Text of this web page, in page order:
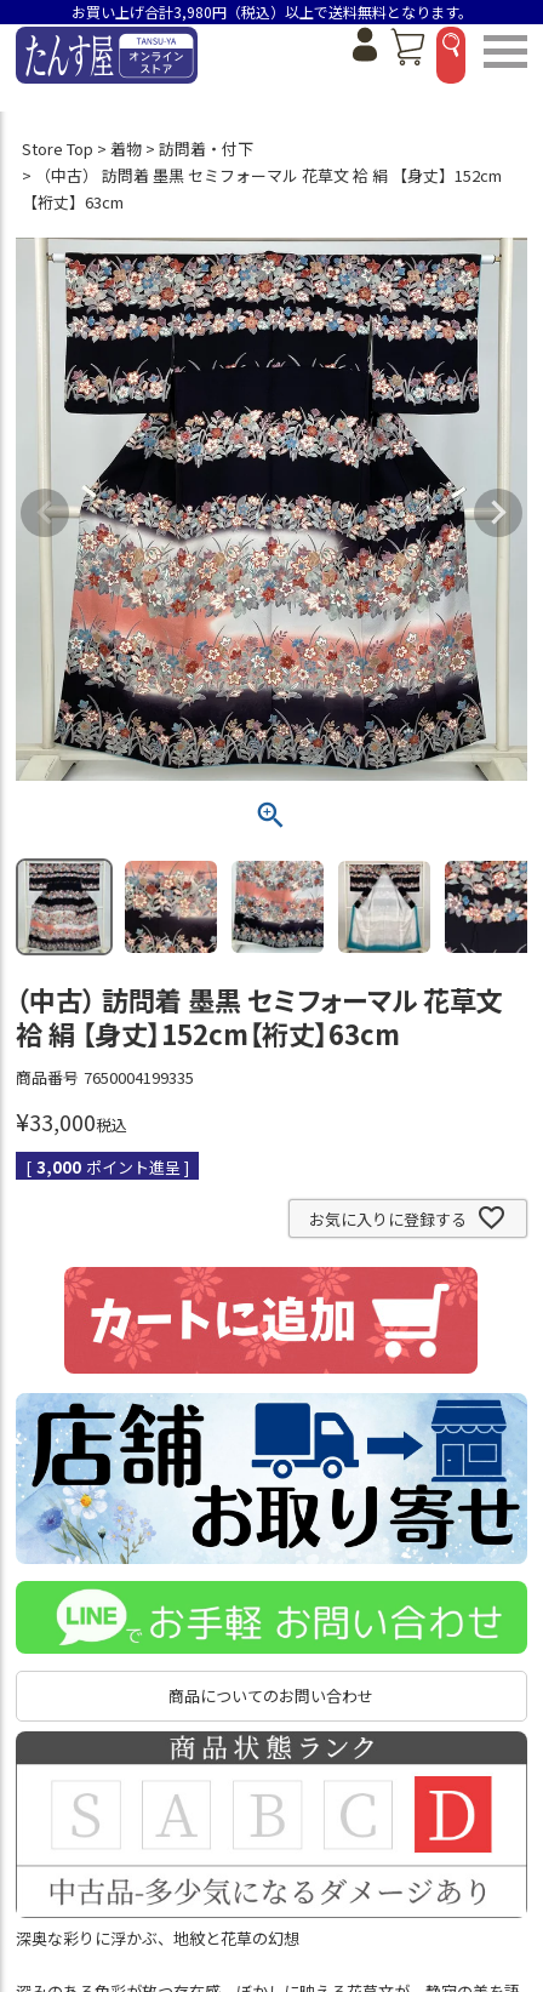
お買い上げ合計3,980円（税込）以上で送料無料となります。
Store Top 着物
訪問着・付下
（中古） 訪問着 墨黒 セミフォーマル 花草文 袷 絹 【身丈】152cm
【裄丈】63cm
（中古） 訪問着 墨黒 セミフォーマル 花草文
袷 絹 【身丈】152cm【裄丈】63cm
商品番号 7650004199335
¥33,000税込
[ 3,000 ポイント進呈 ]
お気に入りに登録する
商品についてのお問い合わせ
深奥な彩りに浮かぶ、地紋と花草の幻想